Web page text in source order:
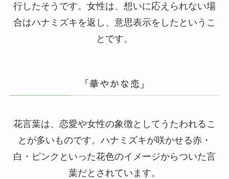
行したそうです。女性は、想いに応えられない場
合はハナミズキを返し、意思表示をしたというこ
とです。
「華やかな恋」
花言葉は、恋愛や女性の象徴としてうたわれるこ
とが多いものです。ハナミズキが咲かせる赤・
白・ピンクといった花色のイメージからついた言
葉だとされています。